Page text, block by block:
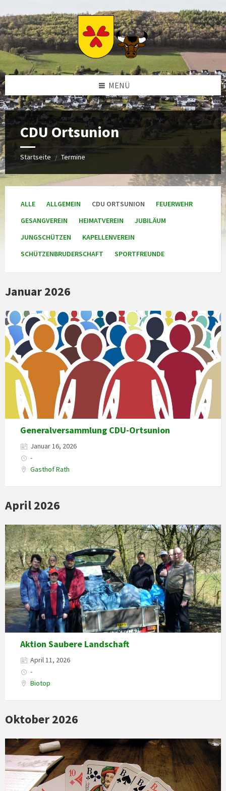
Inhalt
springen
linken
Sidebar
springen
rechten
Sidebar
springen
Footer
springen
MENÜ
CDU Ortsunion
Startseite / Termine
ALLE ALLGEMEIN CDU ORTSUNION
FEUERWEHR
GESANGVEREIN
HEIMATVEREIN
JUBILÄUM
JUNGSCHÜTZEN
KAPELLENVEREIN
SCHÜTZENBRUDERSCHAFT
SPORTFREUNDE
Januar 2026
Generalversammlung CDU-Ortsunion
Januar 16, 2026
-
Gasthof Rath
April 2026
Aktion Saubere Landschaft
April 11, 2026
-
Biotop
Oktober 2026